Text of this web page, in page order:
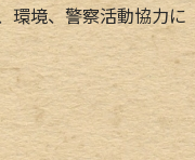
環境、警察活動協力に